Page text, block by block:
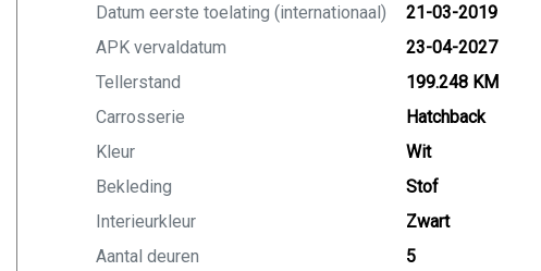
Datum eerste toelating (internationaal)
21-03-2019
APK vervaldatum
23-04-2027
Tellerstand
199.248 KM
Carrosserie
Hatchback
Kleur
Wit
Bekleding
Stof
Interieurkleur
Zwart
Aantal deuren
5